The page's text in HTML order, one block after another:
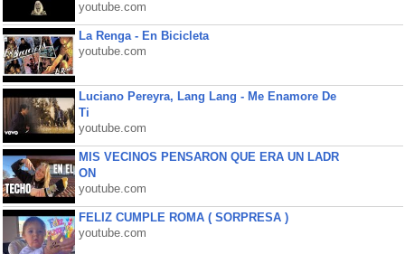
youtube.com
La Renga - En Bicicleta
youtube.com
Luciano Pereyra, Lang Lang - Me Enamore De
Ti
youtube.com
MIS VECINOS PENSARON QUE ERA UN LADR
ON
youtube.com
FELIZ CUMPLE ROMA ( SORPRESA )
youtube.com